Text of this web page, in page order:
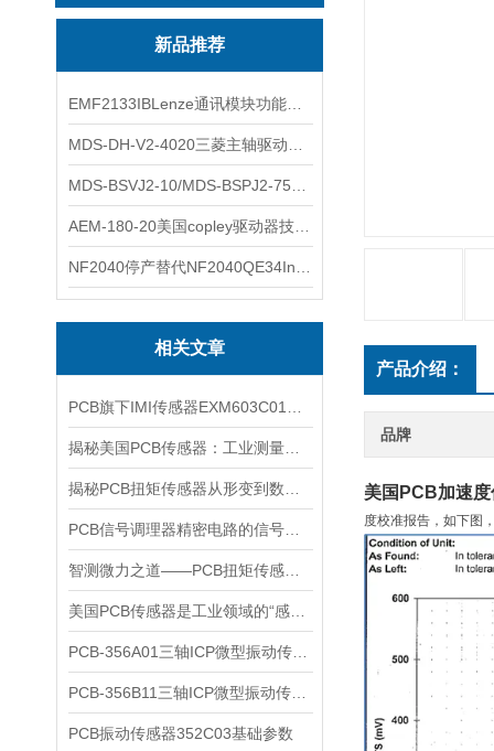
新品推荐
相关文章
PCB振动传感器352C03基础参数
产品介绍：
品牌
美国PCB加速
度校准报告，如下图